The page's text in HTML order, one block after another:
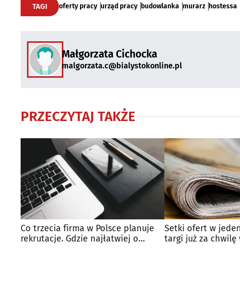
TAGI oferty pracy urząd pracy budowlanka murarz hostessa
Małgorzata Cichocka
malgorzata.c@bialystokonline.pl
PRZECZYTAJ TAKŻE
Co trzecia firma w Polsce planuje
rekrutacje. Gdzie najłatwiej o
Setki ofert w
targi już za chwilę